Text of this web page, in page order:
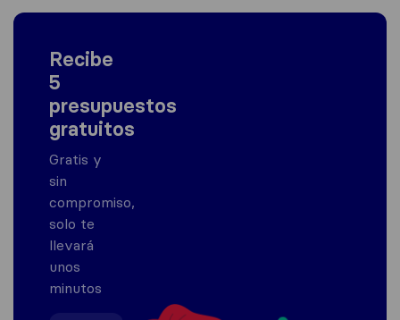
Recibe
5
presupuestos
gratuitos
Gratis y
sin
compromiso,
solo te
llevará
unos
minutos